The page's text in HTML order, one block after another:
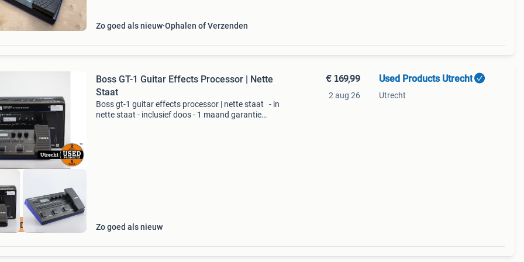
Zo goed als nieuw Ophalen of Verzenden
IDEAL IN 3
Boss GT-1 Guitar Effects Processor | Nette
Staat
Boss gt-1 guitar effects processor | nette staat - in
nette staat - inclusief doos - 1 maand garantie
Zo goed als nieuw
€ 169,99
2 aug 26
Used Products Utrecht
Utrecht